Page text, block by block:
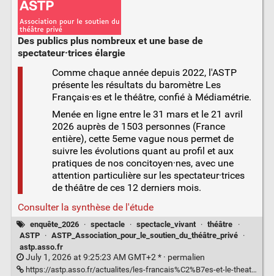
Des publics plus nombreux et une base de
spectateur·trices élargie
Comme chaque année depuis 2022, l'ASTP
présente les résultats du baromètre Les
Français·es et le théâtre, confié à Médiamétrie.
Menée en ligne entre le 31 mars et le 21 avril
2026 auprès de 1503 personnes (France
entière), cette 5eme vague nous permet de
suivre les évolutions quant au profil et aux
pratiques de nos concitoyen·nes, avec une
attention particulière sur les spectateur·trices
de théâtre de ces 12 derniers mois.
Consulter la synthèse de l'étude
enquête_2026 · spectacle · spectacle_vivant · théâtre
·
ASTP
· ASTP_Association_pour_le_soutien_du_théâtre_privé
·
astp.asso.fr
July 1, 2026 at 9:25:23 AM GMT+2 * · permalien
https://astp.asso.fr/actualites/les-francais%C2%B7es-et-le-theatre-en-2026/